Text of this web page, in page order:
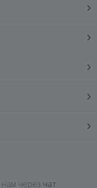
через чат